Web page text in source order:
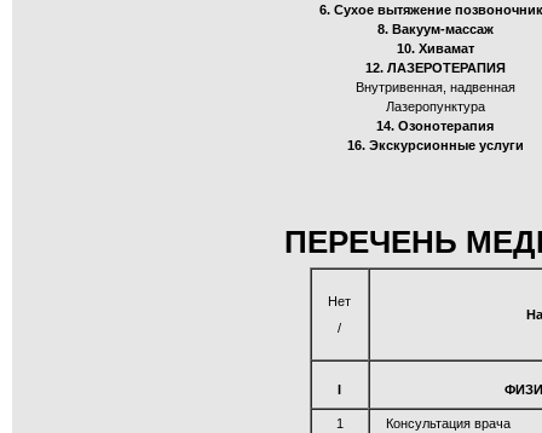
6. Сухое вытяжение
8. Вакуум-массаж
10. Хивамат
12. ЛАЗЕРОТЕРАПИЯ
Внутривенная, надвенная
Лазеропунктура
14. Озонотерапия
16. Экскурсионные услуги
ПЕРЕЧЕНЬ
Нет
/
I
1 Консультация врача